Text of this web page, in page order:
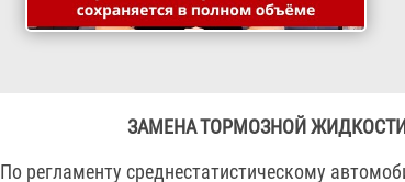
ЗАМЕНА ТОРМОЗНОЙ
По регламенту среднестатистическому